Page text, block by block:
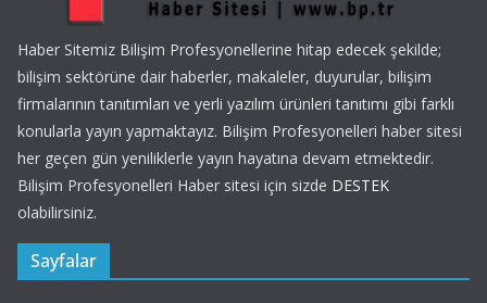
Haber Sitemiz Bilişim Profesyonellerine hitap edecek şekilde;
bilişim sektörüne dair haberler, makaleler, duyurular, bilişim
firmalarının tanıtımları ve yerli yazılım ürünleri tanıtımı gibi farklı
konularla yayın yapmaktayız. Bilişim Profesyonelleri haber sitesi
her geçen gün yeniliklerle yayın hayatına devam etmektedir.
Bilişim Profesyonelleri Haber sitesi için sizde DESTEK
olabilirsiniz.
Sayfalar